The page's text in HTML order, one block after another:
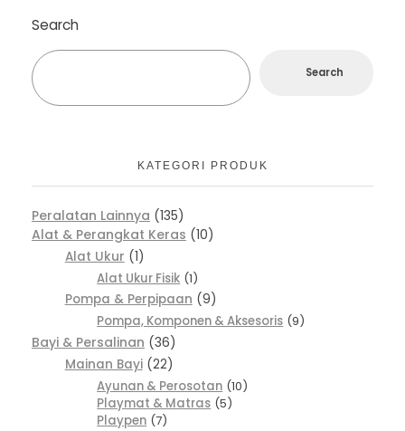
Search
Search
KATEGORI PRODUK
Peralatan Lainnya 135
Alat & Perangkat Keras 10
Alat Ukur
1
Alat Ukur Fisik 1
Pompa & Perpipaan
9
Pompa, Komponen & Aksesoris 9
Bayi & Persalinan 36
Mainan Bayi 22
Ayunan & Perosotan 10
Playmat & Matras 5
Playpen 7